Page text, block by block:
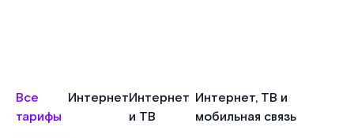
Все
тарифы
ИнтернетИнтернет
и ТВ
Интернет, ТВ и
мобильная связь